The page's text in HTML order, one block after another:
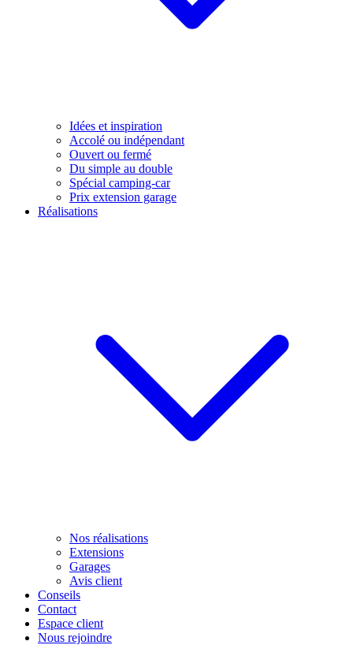
Idées et inspiration
Accolé ou indépendant
Ouvert ou fermé
Du simple au double
Spécial camping-car
Prix extension garage
Réalisations
Nos réalisations
Extensions
Garages
Avis client
Conseils
Contact
Espace client
Nous rejoindre